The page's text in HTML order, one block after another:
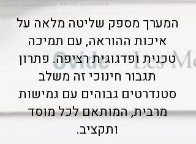
המערך מספק שליטה מלאה על
איכות ההוראה, עם תמיכה
טכנית ופדגוגית רציפה. פתרון
תגבור חינוכי זה משלב
סטנדרטים גבוהים עם גמישות
מרבית, המותאם לכל מוסד
ותקציב.